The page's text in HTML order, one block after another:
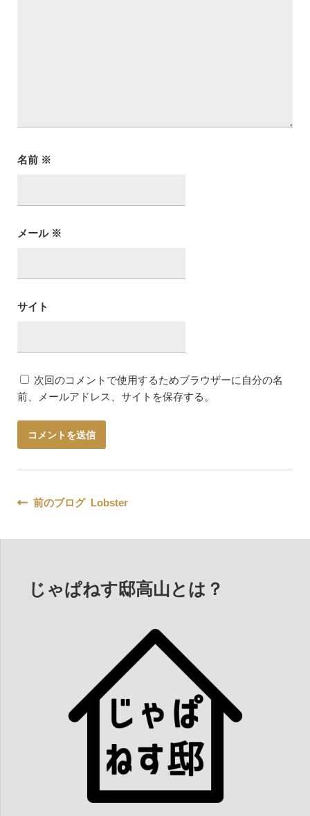
名前 ※
メール ※
サイト
次回のコメントで使用するためブラウザーに自分の名
前、メールアドレス、サイトを保存する。
投
ビ
前のブログ Lobster
じゃぱねす邸高山とは？